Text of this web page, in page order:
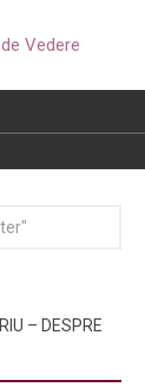
Vedere
– DESPRE